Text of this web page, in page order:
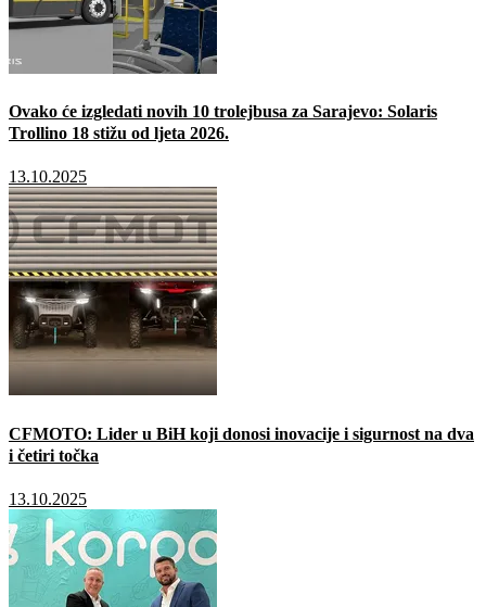
Ovako će izgledati novih 10 trolejbusa za Sarajevo: Solaris
Trollino 18 stižu od ljeta 2026.
13.10.2025
CFMOTO: Lider u BiH koji donosi inovacije i sigurnost na dva
i četiri točka
13.10.2025